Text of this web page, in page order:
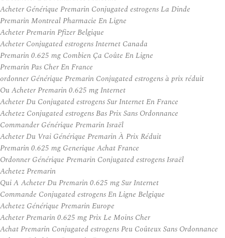
Acheter Générique Premarin Conjugated estrogens La Dinde
Premarin Montreal Pharmacie En Ligne
Acheter Premarin Pfizer Belgique
Acheter Conjugated estrogens Internet Canada
Premarin 0.625 mg Combien Ça Coûte En Ligne
Premarin Pas Cher En France
ordonner Générique Premarin Conjugated estrogens à prix réduit
Ou Acheter Premarin 0.625 mg Internet
Acheter Du Conjugated estrogens Sur Internet En France
Achetez Conjugated estrogens Bas Prix Sans Ordonnance
Commander Générique Premarin Israël
Acheter Du Vrai Générique Premarin À Prix Réduit
Premarin 0.625 mg Generique Achat France
Ordonner Générique Premarin Conjugated estrogens Israël
Achetez Premarin
Qui A Acheter Du Premarin 0.625 mg Sur Internet
Commande Conjugated estrogens En Ligne Belgique
Achetez Générique Premarin Europe
Acheter Premarin 0.625 mg Prix Le Moins Cher
Achat Premarin Conjugated estrogens Peu Coûteux Sans Ordonnance